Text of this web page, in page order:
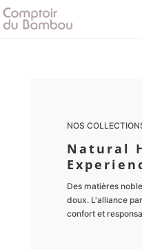
NOS
Natural
Des matières
doux. L'alliance
confort et